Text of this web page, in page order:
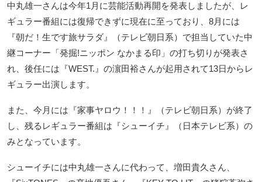
中丸雄一さんは今年1月に芸能活動再開を発表しましたが、レ
ギュラー番組には復帰できずに現在に至っており、8月には
『朝だ！生です旅サラダ』（テレビ朝日系）で担当していた中
継コーナー「発掘!ニッポン なかまる印」の打ち切りが発表さ
れ、後任には『WEST.』の濵田裕さんが起用されて13日からレ
ギュラー出演します。
また、今月には『家事ヤロウ！！！』（テレビ朝日系）が終了
し、残るレギュラー番組は『シューイチ』（日本テレビ系）の
みとなっています。
シューイチには中丸雄一さんに代わって、増田貴久さん、